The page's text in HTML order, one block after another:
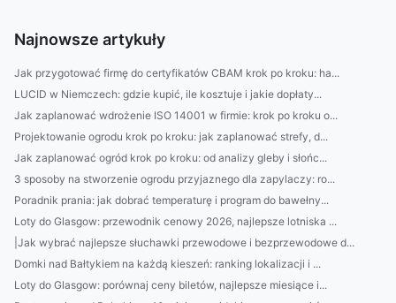
Najnowsze artykuły
Jak przygotować firmę do certyfikatów CBAM krok po kroku: ha...
LUCID w Niemczech: gdzie kupić, ile kosztuje i jakie dopłaty...
Jak zaplanować wdrożenie ISO 14001 w firmie: krok po kroku o...
Projektowanie ogrodu krok po kroku: jak zaplanować strefy, d...
Jak zaplanować ogród krok po kroku: od analizy gleby i słońc...
3 sposoby na stworzenie ogrodu przyjaznego dla zapylaczy: ro...
Poradnik prania: jak dobrać temperaturę i program do bawełny...
Loty do Glasgow: przewodnik cenowy 2026, najlepsze lotniska ...
|Jak wybrać najlepsze słuchawki przewodowe i bezprzewodowe d...
Domki nad Bałtykiem na każdą kieszeń: ranking lokalizacji i ...
Loty do Glasgow: porównaj ceny biletów, najlepsze miesiące i...